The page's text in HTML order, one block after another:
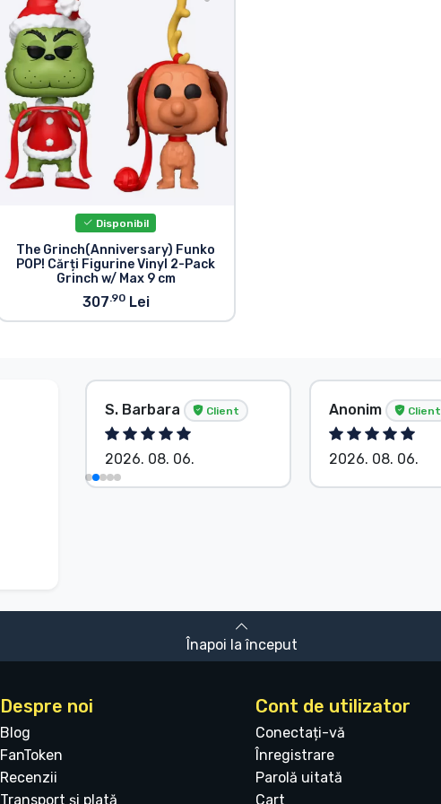
Disponibil
The Grinch(Anniversary) Funko
POP! Cărți Figurine Vinyl 2-Pack
Grinch w/ Max 9 cm
307.90Lei
S. Barbara Client
2026. 08. 06.
Anonim Client
2026. 08. 06.
Înapoi la început
Despre noi
Blog
FanToken
Recenzii
Transport și plată
Cont de utilizator
Conectați-vă
Înregistrare
Parolă uitată
Cart